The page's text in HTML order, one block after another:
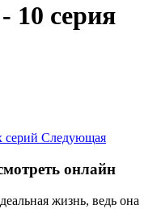
10 серия
серий Следующая
онлайн
жизнь, ведь она